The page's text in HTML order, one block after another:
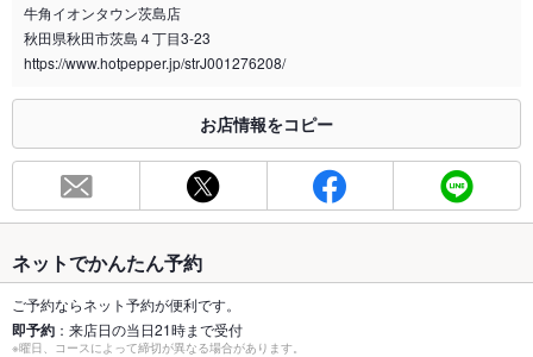
喫煙専用室 なし
※2020年4月1日～受動喫煙対策に関する法律が施行されています。正しい情報はお店へお問い
総席数 62席
最大宴会収
－
個室 なし
座敷 なし
牛角イオンタウン茨島店
秋田県秋田市茨島４丁目3-23
https://www.hotpepper.jp/strJ001276208/
お店情報をコピー
ネットでかんたん予約
ご予約ならネット予約が便利です。
即予約 ：来店日の当日21時まで受付
※曜日、コースによって締切が異なる場合があります。